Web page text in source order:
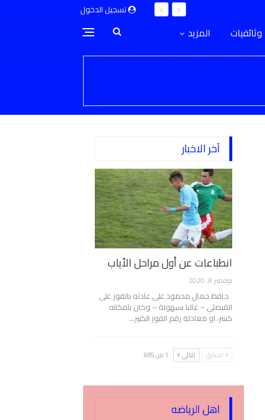
تسجيل الدخول
وثائقيات المزيد
آخر الاخبار
انطباعات عن أول مراحل الأياب
نوفمبر 8, 2020
حافظ جمال محمود على عادته بالفوز على
الفيصلي – غالبا بسهولة – وكان بامكانه
كسر، او معادلة رقم الفوز الكبير…
السابق التالي 1 من 685
اهل الرياضه